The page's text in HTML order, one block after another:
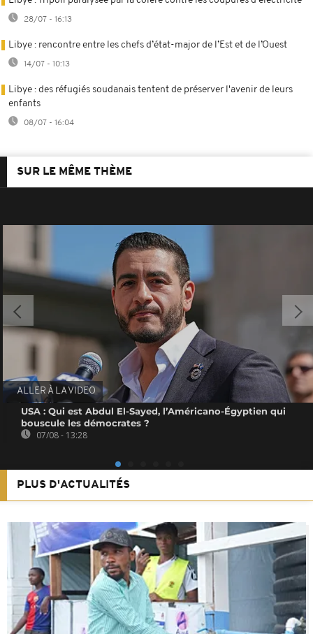
28/07 - 16:13
Libye : rencontre entre les chefs d’état-major de l’Est et de l’Ouest
14/07 - 10:13
Libye : des réfugiés soudanais tentent de préserver l'avenir de leurs
enfants
08/07 - 16:04
SUR LE MÊME THÈME
ALLER À LA VIDEO
USA : Qui est Abdul El-Sayed, l’Américano-Égyptien qui
bouscule les démocrates ?
07/08 - 13:28
PLUS D'ACTUALITÉS